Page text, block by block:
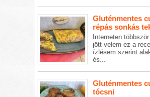
Gluténmentes
répás sonkás
Interneten
jött velem ez a
ízlésem szerint
és...
Gluténmentes
tócsni